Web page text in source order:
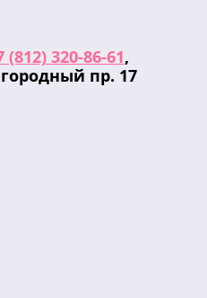
(812) 320-86-61,
пр. 17